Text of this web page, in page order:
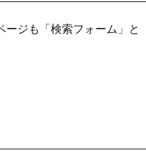
ジも「検索フォーム」